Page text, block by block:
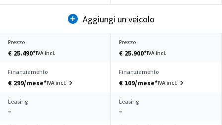
Aggiungi un veicolo
Prezzo
€ 25.490*IVA incl.
Prezzo
€ 25.900*IVA incl.
Finanziamento
€ 299/mese*IVA incl.
Finanziamento
€ 109/mese*IVA incl.
Leasing
–
Leasing
–